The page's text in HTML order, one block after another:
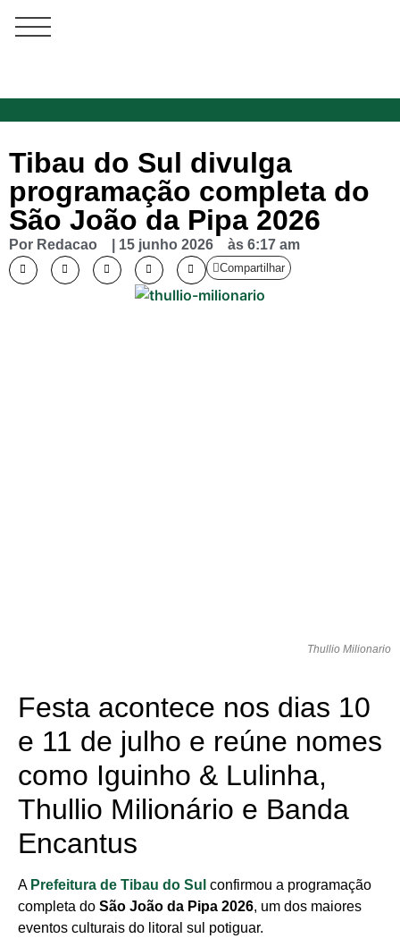
Tibau do Sul divulga
programação completa do
São João da Pipa 2026
Por Redacao 15 junho 2026 às 6:17 am
Compartilhar
Thullio Milionario
Festa acontece nos dias 10
e 11 de julho e reúne nomes
como Iguinho & Lulinha,
Thullio Milionário e Banda
Encantus
A Prefeitura de Tibau do Sul confirmou a programação
completa do São João da Pipa 2026, um dos maiores
eventos culturais do litoral sul potiguar.